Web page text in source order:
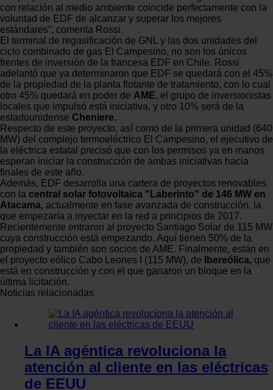
con relación al medio ambiente coincide perfectamente con la
voluntad de EDF de alcanzar y superar los mejores
estándares”, comenta Rossi.
El terminal de regasificación de GNL y las dos unidades del
ciclo combinado de gas El Campesino, no son los únicos
frentes de inversión de la francesa EDF en Chile. Rossi
adelantó que ya determinaron que EDF se quedará con el 45%
de la propiedad de la planta flotante de tratamiento, con lo cual
otro 45% quedará en poder de AME, el grupo de inversionistas
locales que impulsó está iniciativa, y otro 10% será de la
estadounidense Cheniere.
Respecto de este proyecto, así como de la primera unidad (640
MW) del complejo termoeléctrico El Campesino, el ejecutivo de
la eléctrica estatal precisó que con los permisos ya en manos
esperan iniciar la construcción de ambas iniciativas hacia
finales de este año.
Además, EDF desarrolla una cartera de proyectos renovables
con la central solar fotovoltaica "Laberinto" de 146 MW en
Atacama, actualmente en fase avanzada de construcción, la
que empezaría a inyectar en la red a principios de 2017.
Recientemente entraron al proyecto Santiago Solar de 115 MW
cuya construcción está empezando. Aquí tienen 50% de la
propiedad y también son socios de AME. Finalmente, están en
el proyecto eólico Cabo Leones I (115 MW), de
Ibereólica, que
está en construcción y con el que ganaron un bloque en la
última licitación.
Noticias relacionadas
La IA agéntica revoluciona la
atención al cliente en las eléctricas
de EEUU